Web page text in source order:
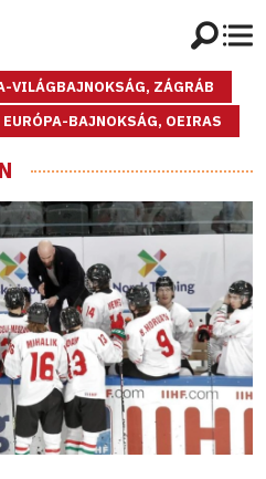
VILÁGBAJNOKSÁG, ZÁGRÁB
BAJNOKSÁG, OEIRAS